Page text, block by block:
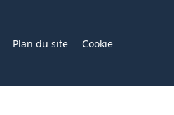
Plan du site
Cookie